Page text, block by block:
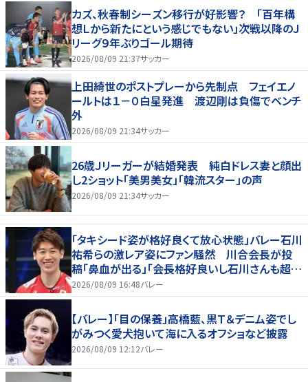
カズ、秋春制シーズン移行が好影響？ 「百年構
想Ｌから新たにという感じでもない」次戦以降のＪ
リーグ９年ぶりゴール期待
2026/08/09 21:37サッカー
上田綺世のポストプレーから先制点 フェイエノ
ールトは１－０白星発進 渡辺剛は負傷でベンチ
外
2026/08/09 21:34サッカー
26歳Ｊリーガーが結婚発表 純白ドレス妻と顔出
し2ショット「美男美女」「韓流スター」の声
2026/08/09 21:34サッカー
「タキシード姿が格好良くて放心状態」バレー石川
祐希らの激レア姿にファン騒然 川合会長が投
稿「鼻血が出る」「会長格好良いし石川さんも超格
好いい」
2026/08/09 16:48バレー
【バレー】「目の保養」高橋藍、黒Ｔ＆デニム姿でし
がみつく愛犬抱いて海に入るオフショなど披露
2026/08/09 12:12バレー